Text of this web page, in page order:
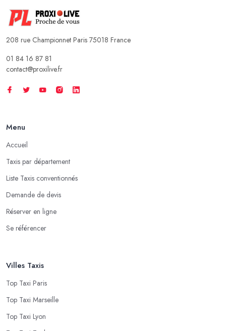
208 rue Championnet Paris 75018 France
01 84 16 87 81
contact@proxilive.fr
Menu
Accueil
Taxis par département
Liste Taxis conventionnés
Demande de devis
Réserver en ligne
Se référencer
Villes Taxis
Top Taxi Paris
Top Taxi Marseille
Top Taxi Lyon